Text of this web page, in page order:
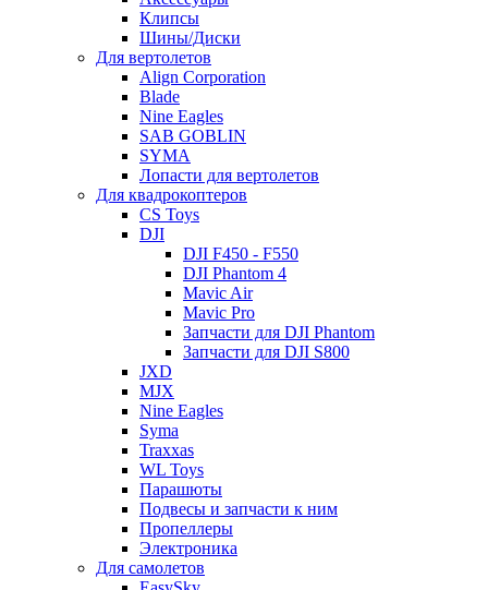
Клипсы
Шины/Диски
Для вертолетов
Align Corporation
Blade
Nine Eagles
SAB GOBLIN
SYMA
Лопасти для вертолетов
Для квадрокоптеров
CS Toys
DJI
DJI F450 - F550
DJI Phantom 4
Mavic Air
Mavic Pro
Запчасти для DJI Phantom
Запчасти для DJI S800
JXD
MJX
Nine Eagles
Syma
Traxxas
WL Toys
Парашюты
Подвесы и запчасти к ним
Пропеллеры
Электроника
Для самолетов